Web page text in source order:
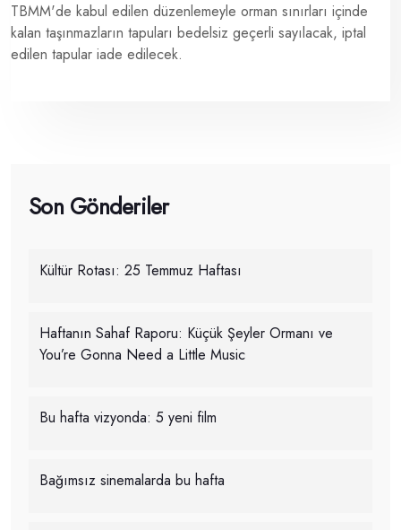
TBMM'de kabul edilen düzenlemeyle orman sınırları içinde
kalan taşınmazların tapuları bedelsiz geçerli sayılacak, iptal
edilen tapular iade edilecek.
Son Gönderiler
Kültür Rotası: 25 Temmuz Haftası
Haftanın Sahaf Raporu: Küçük Şeyler Ormanı ve
You’re Gonna Need a Little Music
Bu hafta vizyonda: 5 yeni film
Bağımsız sinemalarda bu hafta